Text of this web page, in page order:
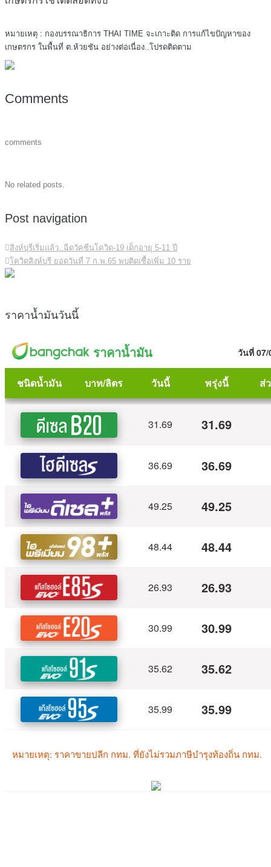
หมายเหตุ : กองบรรณาธิการ THAI TIME จะเกาะติด การแก้ไขปัญหาของ
เกษตรกร ในพื้นที่ ต.ห้วยชัน อย่างต่อเนื่อง..โปรดติดตาม
Comments
comments
No related posts.
Post navigation
สิงห์บุรีเริ่มแล้ว..ฉีดวัคซีนโควิด-19 เด็กอายุ 5-11 ปี
โควิดสิงห์บุรี ยอดวันที่ 7 ก.พ.65 พบติดเชื้อเพิ่ม 10 ราย
ราคาน้ำมันวันนี้